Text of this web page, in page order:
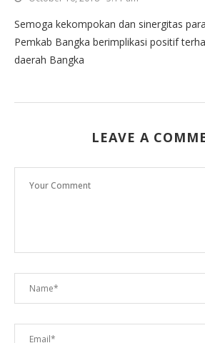
Semoga kekompokan dan sinergitas
Pemkab Bangka berimplikasi positif
daerah Bangka
LEAVE A